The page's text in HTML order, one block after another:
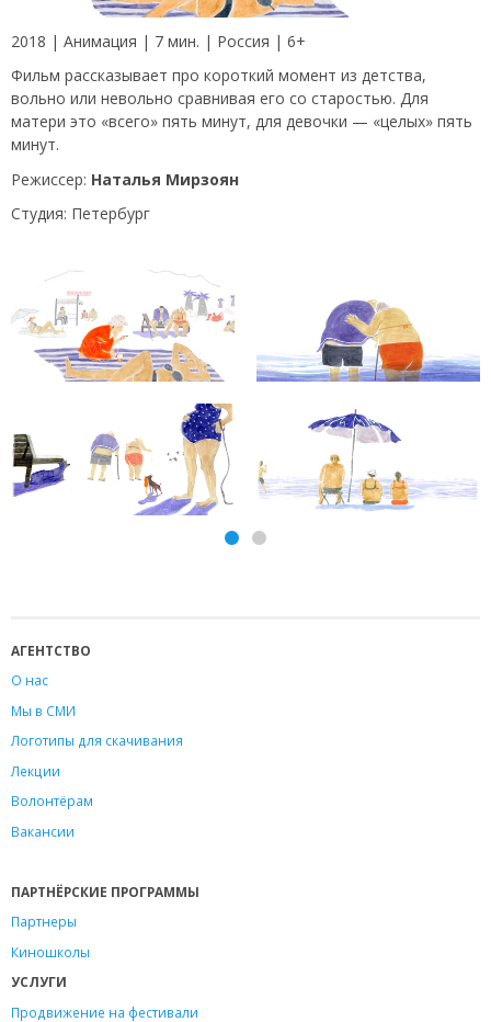
2018 | Анимация | 7 мин. | Россия | 6+
Фильм рассказывает про короткий момент из детства,
вольно или невольно сравнивая его со старостью. Для
матери это «всего» пять минут, для девочки — «целых» пять
минут.
Режиссер: Наталья Мирзоян
Студия: Петербург
АГЕНТСТВО
О нас
Мы в СМИ
Логотипы для скачивания
Лекции
Волонтёрам
Вакансии
ПАРТНЁРСКИЕ ПРОГРАММЫ
Партнеры
Киношколы
УСЛУГИ
Продвижение на фестивали